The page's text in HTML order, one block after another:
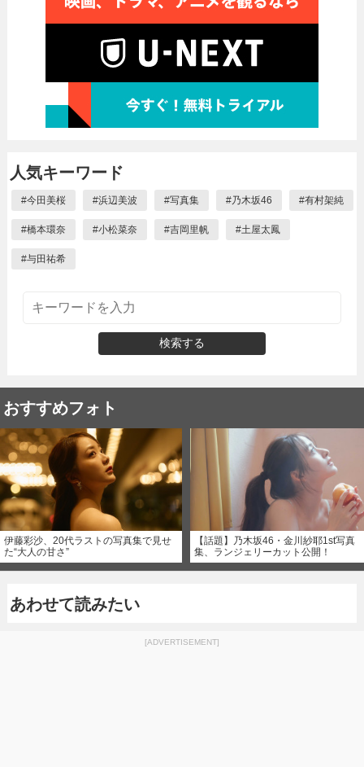
人気キーワード
#今田美桜 #浜辺美波 #写真集 #乃木坂46 #有村架純
#橋本環奈 #小松菜奈 #吉岡里帆 #土屋太鳳
#与田祐希
検索する
おすすめフォト
伊藤彩沙、20代ラストの写真集で見せ
た“大人の甘さ”
【話題】乃木坂46・金川紗耶1st写真
集、ランジェリーカット公開！
あわせて読みたい
[ADVERTISEMENT]